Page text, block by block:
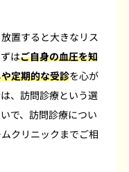
置すると大きなリス
はご自身の血圧を知
定期的な受診を心が
、訪問診療という選
で、訪問診療につい
クリニックまでご相